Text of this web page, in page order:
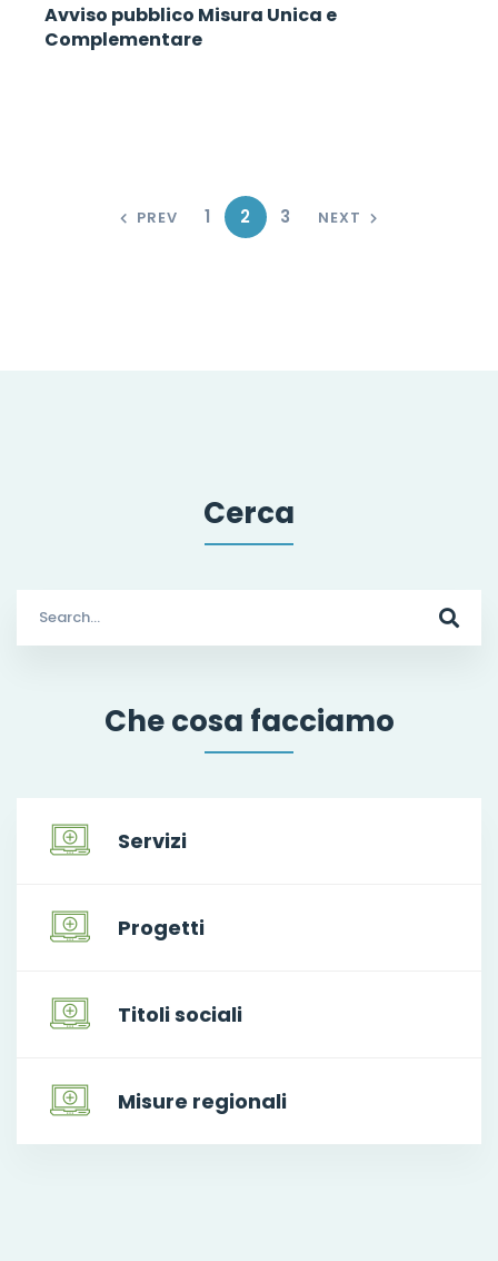
Avviso pubblico Misura Unica e
Complementare
PREV 1 2 3 NEXT
Cerca
for:
Che cosa facciamo
Servizi
Progetti
Titoli sociali
Misure regionali